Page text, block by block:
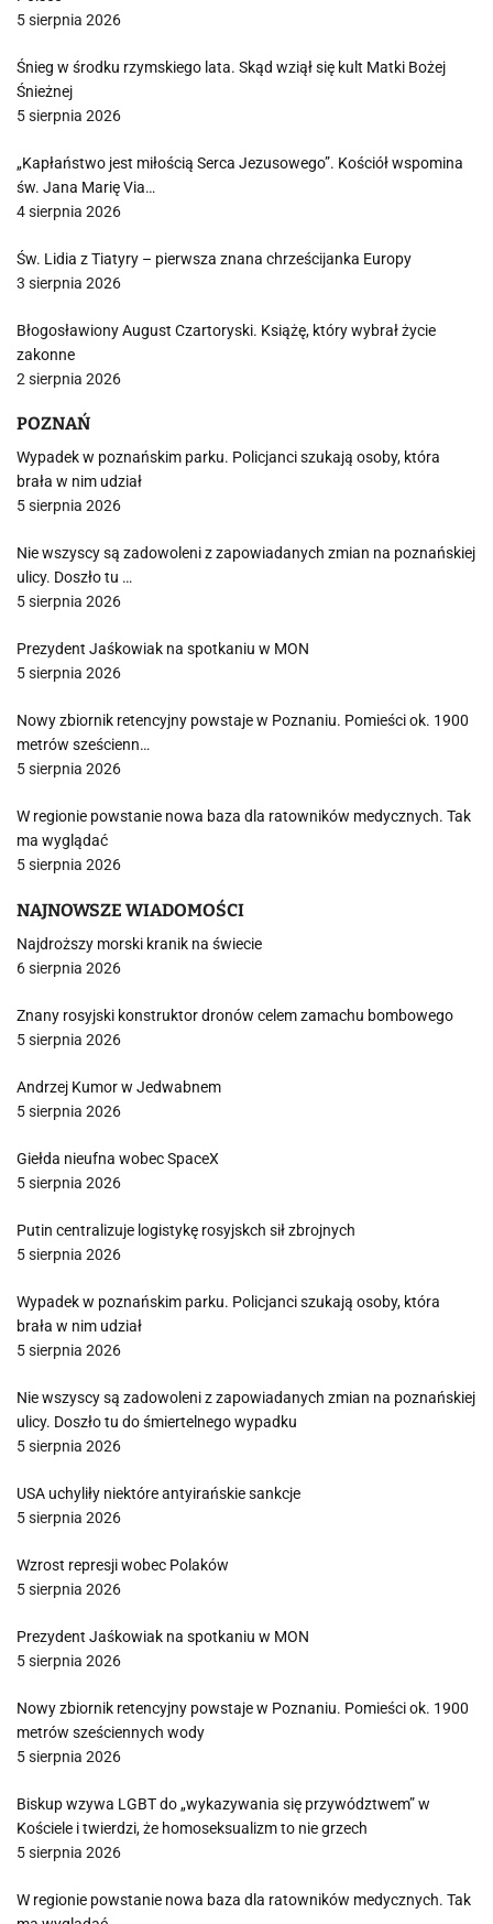
5 sierpnia 2026
Śnieg w środku rzymskiego lata. Skąd wziął się kult Matki Bożej
Śnieżnej
5 sierpnia 2026
„Kapłaństwo jest miłością Serca Jezusowego”. Kościół wspomina
św. Jana Marię Via…
4 sierpnia 2026
Św. Lidia z Tiatyry – pierwsza znana chrześcijanka Europy
3 sierpnia 2026
Błogosławiony August Czartoryski. Książę, który wybrał życie
zakonne
2 sierpnia 2026
POZNAŃ
Wypadek w poznańskim parku. Policjanci szukają osoby, która
brała w nim udział
5 sierpnia 2026
Nie wszyscy są zadowoleni z zapowiadanych zmian na poznańskiej
ulicy. Doszło tu …
5 sierpnia 2026
Prezydent Jaśkowiak na spotkaniu w MON
5 sierpnia 2026
Nowy zbiornik retencyjny powstaje w Poznaniu. Pomieści ok. 1900
metrów sześcienn…
5 sierpnia 2026
W regionie powstanie nowa baza dla ratowników medycznych. Tak
ma wyglądać
5 sierpnia 2026
NAJNOWSZE WIADOMOŚCI
Najdroższy morski kranik na świecie
6 sierpnia 2026
Znany rosyjski konstruktor dronów celem zamachu bombowego
5 sierpnia 2026
Andrzej Kumor w Jedwabnem
5 sierpnia 2026
Giełda nieufna wobec SpaceX
5 sierpnia 2026
Putin centralizuje logistykę rosyjskch sił zbrojnych
5 sierpnia 2026
Wypadek w poznańskim parku. Policjanci szukają osoby, która
brała w nim udział
5 sierpnia 2026
Nie wszyscy są zadowoleni z zapowiadanych zmian na poznańskiej
ulicy. Doszło tu do śmiertelnego wypadku
5 sierpnia 2026
USA uchyliły niektóre antyirańskie sankcje
5 sierpnia 2026
Wzrost represji wobec Polaków
5 sierpnia 2026
Prezydent Jaśkowiak na spotkaniu w MON
5 sierpnia 2026
Nowy zbiornik retencyjny powstaje w Poznaniu. Pomieści ok. 1900
metrów sześciennych wody
5 sierpnia 2026
Biskup wzywa LGBT do „wykazywania się przywództwem” w
Kościele i twierdzi, że homoseksualizm to nie grzech
5 sierpnia 2026
W regionie powstanie nowa baza dla ratowników medycznych. Tak